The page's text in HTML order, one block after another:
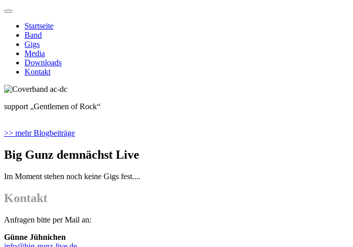
Startseite
Band
Gigs
Media
Downloads
Kontakt
support „Gentlemen of Rock“
>> mehr Blogbeiträge
Big Gunz demnächst Live
Im Moment stehen noch keine Gigs fest....
Kontakt
Anfragen bitte per Mail an:
Günne Jühnichen